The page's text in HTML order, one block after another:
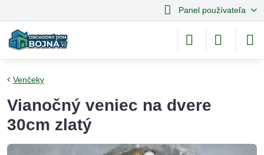
Panel používateľa
Venčeky
Vianočný veniec na dvere
30cm zlatý